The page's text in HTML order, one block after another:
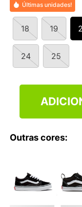
Últimas unidades!
18 19
24 25
Outras cores:
10º NEW 530